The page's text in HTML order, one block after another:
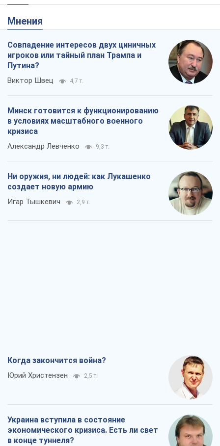
Мнения
Совпадение интересов двух циничных
игроков или тайный план Трампа и
Путина?
Виктор Швец 4,7 т.
Минск готовится к функционированию
в условиях масштабного военного
кризиса
Александр Левченко 9,3 т.
Ни оружия, ни людей: как Лукашенко
создает новую армию
Игар Тышкевич 2,9 т.
Когда закончится война?
Юрий Христензен 2,5 т.
Украина вступила в состояние
экономического кризиса. Есть ли свет
в конце туннеля?